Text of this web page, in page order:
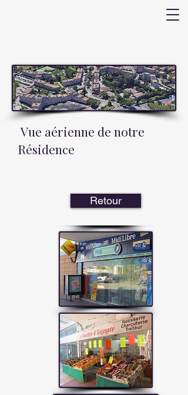
Vue aérienne de notre
Résidence
Retour